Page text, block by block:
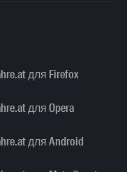
для Firefox
для Opera
для Android